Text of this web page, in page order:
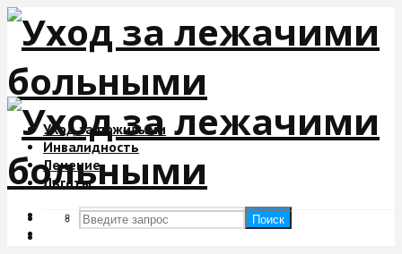
Уход за пожилыми
Инвалидность
Лечение
Льготы
Поиск
Поиск